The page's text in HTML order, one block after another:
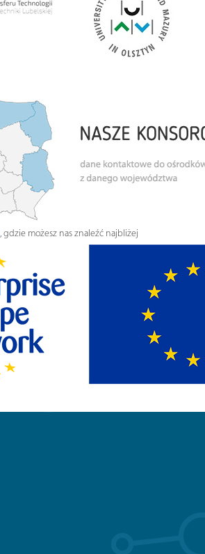
, gdzie możesz nas znaleźć najbliżej